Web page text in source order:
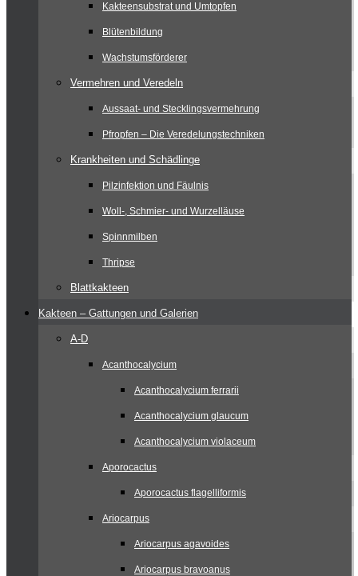
Kakteensubstrat und Umtopfen
Blütenbildung
Wachstumsförderer
Vermehren und Veredeln
Aussaat- und Stecklingsvermehrung
Pfropfen – Die Veredelungstechniken
Krankheiten und Schädlinge
Pilzinfektion und Fäulnis
Woll-, Schmier- und Wurzelläuse
Spinnmilben
Thripse
Blattkakteen
Kakteen – Gattungen und Galerien
A-D
Acanthocalycium
Acanthocalycium ferrarii
Acanthocalycium glaucum
Acanthocalycium violaceum
Aporocactus
Aporocactus flagelliformis
Ariocarpus
Ariocarpus agavoides
Ariocarpus bravoanus